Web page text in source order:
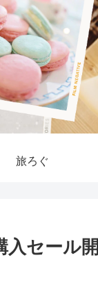
旅ろぐ
入セール開